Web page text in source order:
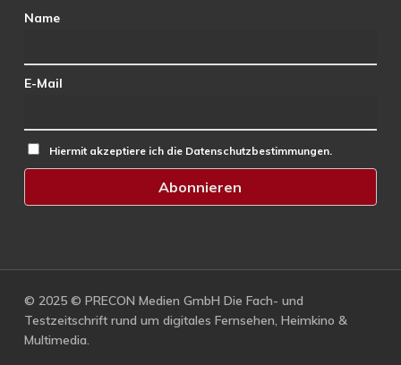
Name
E-Mail
Hiermit akzeptiere ich die Datenschutzbestimmungen.
© 2025 © PRECON Medien GmbH Die Fach- und
Testzeitschrift rund um digitales Fernsehen, Heimkino &
Multimedia.